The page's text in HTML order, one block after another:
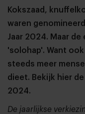
Kokszaad,
waren
Jaar 2024. Maar
'solohap'. Want
steeds meer
dieet. Bekijk hier
2024.
De jaarlijkse